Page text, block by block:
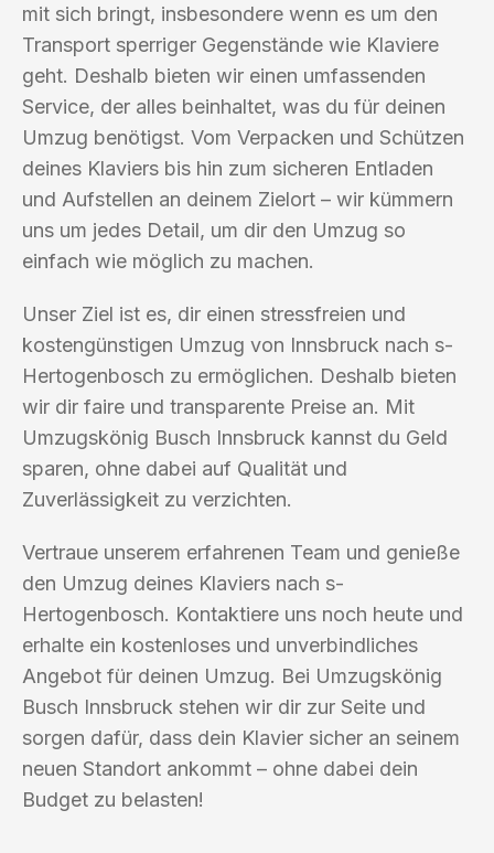
mit sich bringt, insbesondere wenn es um den
Transport sperriger Gegenstände wie Klaviere
geht. Deshalb bieten wir einen umfassenden
Service, der alles beinhaltet, was du für deinen
Umzug benötigst. Vom Verpacken und Schützen
deines Klaviers bis hin zum sicheren Entladen
und Aufstellen an deinem Zielort – wir kümmern
uns um jedes Detail, um dir den Umzug so
einfach wie möglich zu machen.
Unser Ziel ist es, dir einen stressfreien und
kostengünstigen Umzug von Innsbruck nach s-
Hertogenbosch zu ermöglichen. Deshalb bieten
wir dir faire und transparente Preise an. Mit
Umzugskönig Busch Innsbruck kannst du Geld
sparen, ohne dabei auf Qualität und
Zuverlässigkeit zu verzichten.
Vertraue unserem erfahrenen Team und genieße
den Umzug deines Klaviers nach s-
Hertogenbosch. Kontaktiere uns noch heute und
erhalte ein kostenloses und unverbindliches
Angebot für deinen Umzug. Bei Umzugskönig
Busch Innsbruck stehen wir dir zur Seite und
sorgen dafür, dass dein Klavier sicher an seinem
neuen Standort ankommt – ohne dabei dein
Budget zu belasten!